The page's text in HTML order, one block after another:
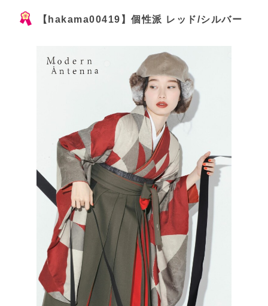
【hakama00419】個性派 レッド/シルバー